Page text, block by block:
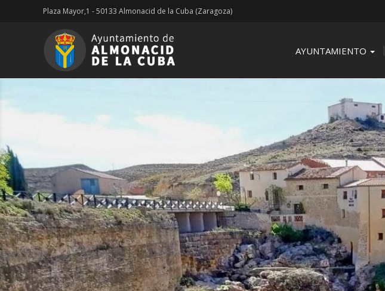
Plaza Mayor,1 - 50133 Almonacid de la Cuba (Zaragoza)
AYUNTAMIENTO